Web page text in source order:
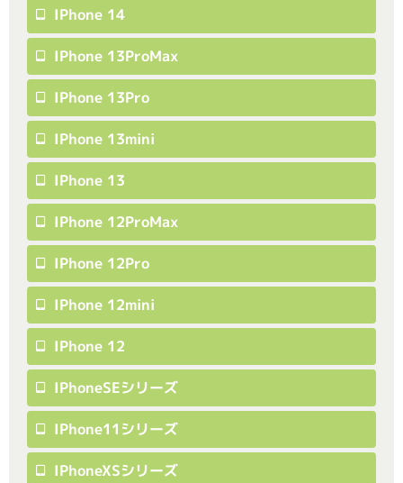
IPhone 14
IPhone 13ProMax
IPhone 13Pro
IPhone 13mini
IPhone 13
IPhone 12ProMax
IPhone 12Pro
IPhone 12mini
IPhone 12
IPhoneSEシリーズ
IPhone11シリーズ
IPhoneXSシリーズ